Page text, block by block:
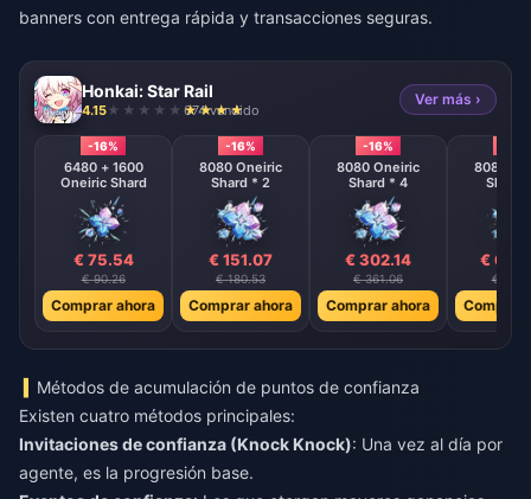
banners con entrega rápida y transacciones seguras.
Honkai: Star Rail
4.15 674 vendido
Ver más ›
-16%
6480 + 1600
Oneiric Shard
€ 75.54
€ 90.26
Comprar ahora
-16%
8080 Oneiric
Shard * 2
€ 151.07
€ 180.53
Comprar ahora
-16%
8080 Oneiric
Shard * 4
€ 302.14
€ 361.06
Comprar ahora
8080
Shard
€
€
Comprar
Métodos de acumulación de puntos de confianza
Existen cuatro métodos principales:
Invitaciones de confianza (Knock Knock): Una vez al día por
agente, es la progresión base.